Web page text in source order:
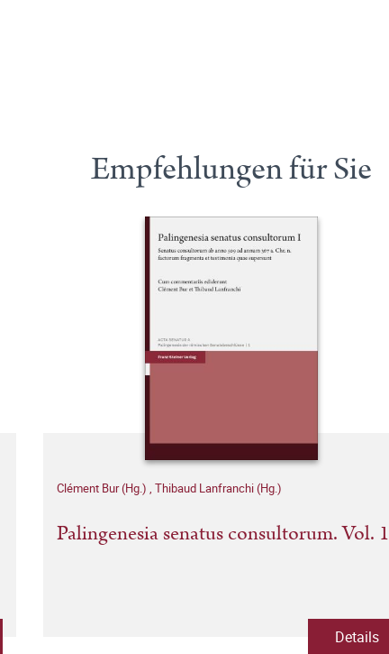
Empfehlungen für Sie
Clément Bur (Hg.) , Thibaud Lanfranchi (Hg.)
Palingenesia senatus consultorum. Vol. 1
Details